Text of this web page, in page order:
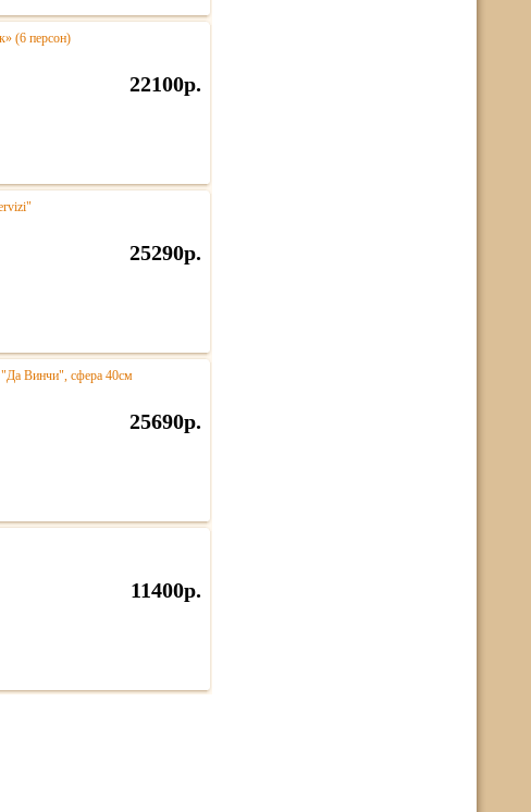
(6 персон)
22100р.
25290р.
Винчи", сфера 40см
25690р.
11400р.